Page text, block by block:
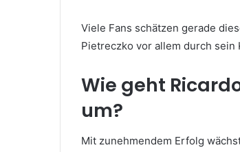
Viele Fans schätzen gerade
Pietreczko vor allem durch sein
Wie geht
um?
Mit zunehmendem Erfolg